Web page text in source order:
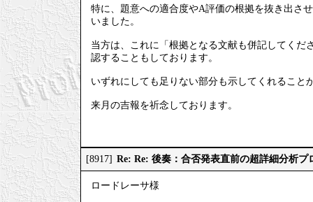
特に、題意への適合度やA評価の根拠を抜き出さ
いました。
当方は、これに「根拠となる文献も併記してく
認することもしております。
いずれにしても足りない部分も示してくれるこ
来月の吉報を祈念しております。
[8917] Re: Re: 後奏：合否発表直前の超詳細分析
ロードレーサ様